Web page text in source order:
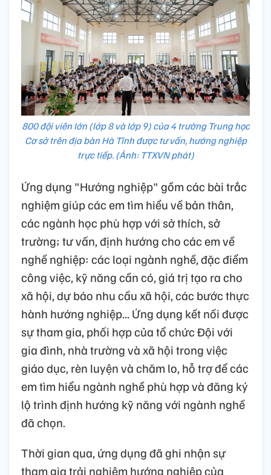
800 đội viên lớn (lớp 8 và lớp 9) của 4 trường Trung học
Cơ sở trên địa bàn Hà Tĩnh được tư vấn, hướng nghiệp
trực tiếp. (Ảnh: TTXVN phát)
Ứng dụng "Hướng nghiệp" gồm các bài trắc
nghiệm giúp các em tìm hiểu về bản thân,
các ngành học phù hợp với sở thích, sở
trường; tư vấn, định hướng cho các em về
nghề nghiệp: các loại ngành nghề, đặc điểm
công việc, kỹ năng cần có, giá trị tạo ra cho
xã hội, dự báo nhu cầu xã hội, các bước thực
hành hướng nghiệp... Ứng dụng kết nối được
sự tham gia, phối hợp của tổ chức Đội với
gia đình, nhà trường và xã hội trong việc
giáo dục, rèn luyện và chăm lo, hỗ trợ để các
em tìm hiểu ngành nghề phù hợp và đăng ký
lộ trình định hướng kỹ năng với ngành nghề
đã chọn.
Thời gian qua, ứng dụng đã ghi nhận sự
tham gia trải nghiệm hướng nghiệp của